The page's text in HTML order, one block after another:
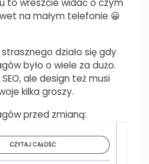
to wreszcie widać o czym
na małym telefonie 😀
działo się gdy
było o wiele za dużo.
SEO, ale design też musi
kilka groszy.
przed zmianą: